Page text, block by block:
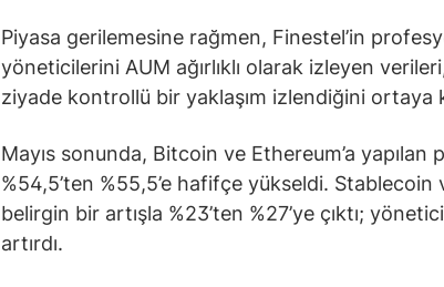
Piyasa gerilemesine rağmen, Finestel’in
yöneticilerini AUM ağırlıklı olarak izleyen
ziyade kontrollü bir yaklaşım izlendiğini ortaya
Mayıs sonunda, Bitcoin ve Ethereum’a
%54,5’ten %55,5’e hafifçe yükseldi. Stablecoin
belirgin bir artışla %23’ten %27’ye çıktı;
artırdı.